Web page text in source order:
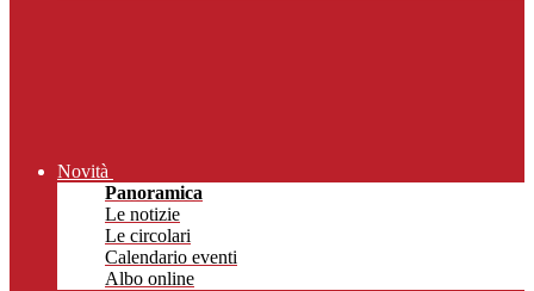
Novità
Panoramica
Le notizie
Le circolari
Calendario eventi
Albo online